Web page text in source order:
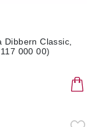
Dibbern Classic,
000 00)